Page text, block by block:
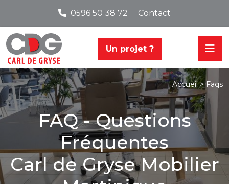
0596 50 38 72 Contact
Un projet ?
Accueil >Faqs
FAQ - Questions
Fréquentes
Carl de Gryse Mobilier